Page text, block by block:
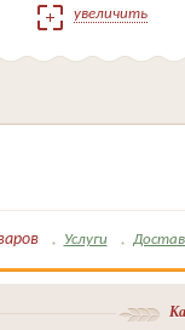
увеличить
Услуги